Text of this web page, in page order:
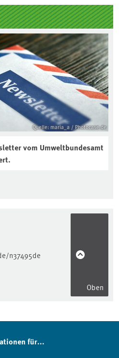
wird der Boden des
und was passiert
eines solchen
Infos dazu gibt es im
Jetzt
interview/sc202-
der-krume/
Quelle: maria_a / Photocase.de
vom Umweltbundesamt
n37495de
Oben
für...